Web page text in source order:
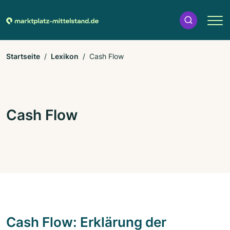
Startseite Lexikon Cash Flow
Cash Flow
Cash Flow: Erklärung der